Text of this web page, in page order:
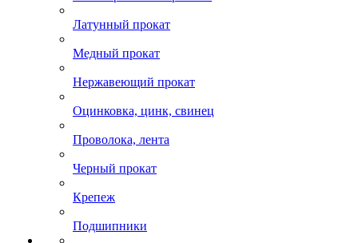
Латунный прокат
Медный прокат
Нержавеющий прокат
Оцинковка, цинк, свинец
Проволока, лента
Черный прокат
Крепеж
Подшипники